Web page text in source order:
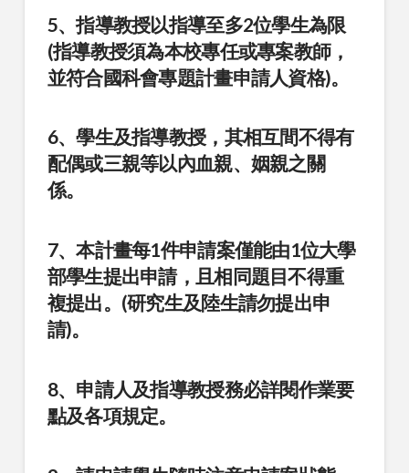
5、指導教授以指導至多2位學生為限
(指導教授須為本校專任或專案教師，
並符合國科會專題計畫申請人資格)。
6、學生及指導教授，其相互間不得有
配偶或三親等以內血親、姻親之關
係。
7、本計畫每1件申請案僅能由1位大學
部學生提出申請，且相同題目不得重
複提出。(研究生及陸生請勿提出申
請)。
8、申請人及指導教授務必詳閱作業要
點及各項規定。